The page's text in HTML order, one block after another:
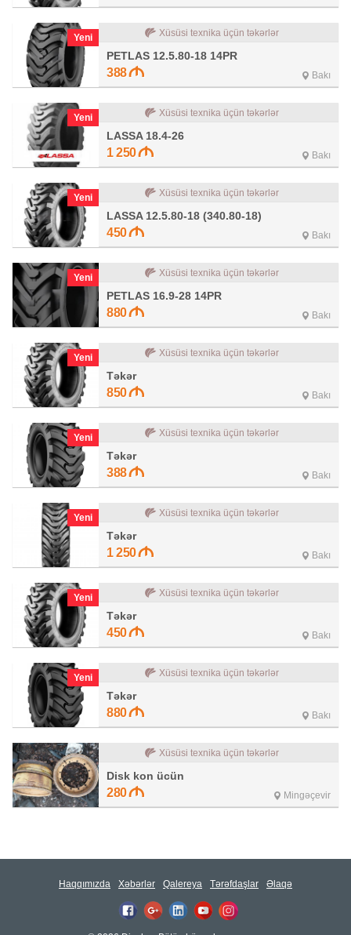
Yeni Xüsüsi texnika üçün təkərlər
PETLAS 12.5.80-18 14PR
388 Bakı
Yeni Xüsüsi texnika üçün təkərlər
LASSA 18.4-26
1 250 Bakı
Yeni Xüsüsi texnika üçün təkərlər
LASSA 12.5.80-18 (340.80-18)
450 Bakı
Yeni Xüsüsi texnika üçün təkərlər
PETLAS 16.9-28 14PR
880 Bakı
Yeni Xüsüsi texnika üçün təkərlər
Təkər
850 Bakı
Yeni Xüsüsi texnika üçün təkərlər
Təkər
388 Bakı
Yeni Xüsüsi texnika üçün təkərlər
Təkər
1 250 Bakı
Yeni Xüsüsi texnika üçün təkərlər
Təkər
450 Bakı
Yeni Xüsüsi texnika üçün təkərlər
Təkər
880 Bakı
Xüsüsi texnika üçün təkərlər
Disk kon ücün
280 Mingəçevir
Haqqımızda Xəbərlər Qalereya Tərəfdaşlar Əlaqə